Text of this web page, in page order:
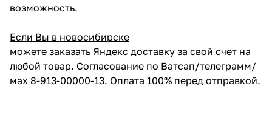
возможность.
Если Вы в новосибирске
можете заказать Яндекс доставку за свой счет на
любой товар. Согласование по Ватсап/телеграмм/
мах 8-913-00000-13. Оплата 100% перед отправкой.